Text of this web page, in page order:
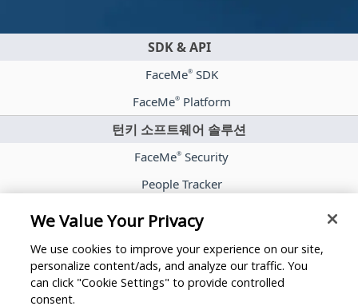
SDK & API
FaceMe®SDK
FaceMe®Platform
턴키 소프트웨어 솔루션
FaceMe® Security
People Tracker
기사
미디어 룸
We Value Your Privacy
We use cookies to improve your experience on our site,
personalize content/ads, and analyze our traffic. You
can click "Cookie Settings" to provide controlled
consent.